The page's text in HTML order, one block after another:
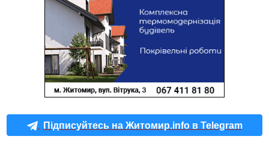
Підписуйтесь на Житомир.info в Telegram